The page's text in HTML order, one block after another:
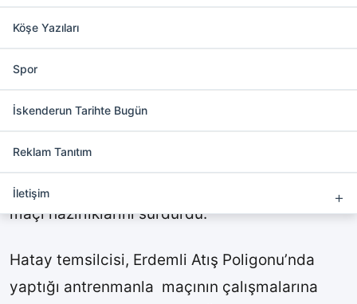
Köşe Yazıları
Spor
İskenderun Tarihte Bugün
Reklam Tanıtım
İletişim
Hatayspor’da antreman
çalışmaları sürüyor
SÜPER Ligekiplerinden
haftasında sahasında oynayacağı
maçı hazırlıklarını sürdürdü.
Hatay temsilcisi, Erdemli Atış Poligonu’nda
yaptığı antrenmanla maçının çalışmalarına